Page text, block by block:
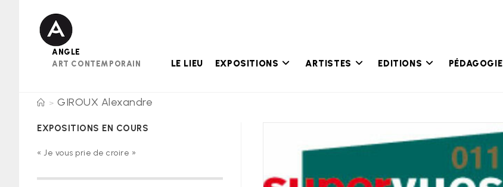
ANGLE
ART CONTEMPORAIN
LE LIEU EXPOSITIONS ARTISTES EDITIONS PÉDAGOGIE
> GIROUX Alexandre
EXPOSITIONS EN COURS
« Je vous prie de croire »